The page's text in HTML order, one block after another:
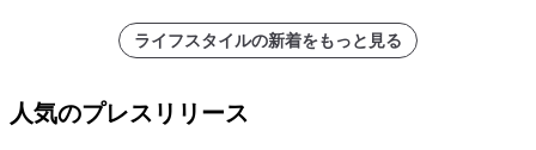
ライフスタイルの新着をもっと見る
人気のプレスリリース